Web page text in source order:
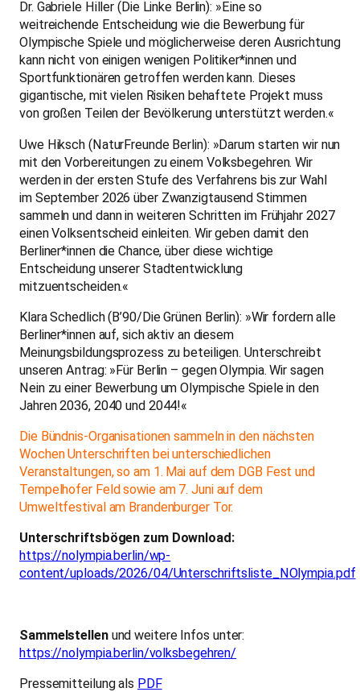
Dr. Gabriele Hiller (Die Linke Berlin): »Eine so
weitreichende Entscheidung wie die Bewerbung für
Olympische Spiele und möglicherweise deren Ausrichtung
kann nicht von einigen wenigen Politiker*innen und
Sportfunktionären getroffen werden kann. Dieses
gigantische, mit vielen Risiken behaftete Projekt muss
von großen Teilen der Bevölkerung unterstützt werden.«
Uwe Hiksch (NaturFreunde Berlin): »Darum starten wir nun
mit den Vorbereitungen zu einem Volksbegehren. Wir
werden in der ersten Stufe des Verfahrens bis zur Wahl
im September 2026 über Zwanzigtausend Stimmen
sammeln und dann in weiteren Schritten im Frühjahr 2027
einen Volksentscheid einleiten. Wir geben damit den
Berliner*innen die Chance, über diese wichtige
Entscheidung unserer Stadtentwicklung
mitzuentscheiden.«
Klara Schedlich (B’90/Die Grünen Berlin): »Wir fordern alle
Berliner*innen auf, sich aktiv an diesem
Meinungsbildungsprozess zu beteiligen. Unterschreibt
unseren Antrag: »Für Berlin – gegen Olympia. Wir sagen
Nein zu einer Bewerbung um Olympische Spiele in den
Jahren 2036, 2040 und 2044!«
Die Bündnis-Organisationen sammeln in den nächsten
Wochen Unterschriften bei unterschiedlichen
Veranstaltungen, so am 1. Mai auf dem DGB Fest und
Tempelhofer Feld sowie am 7. Juni auf dem
Umweltfestival am Brandenburger Tor.
Unterschriftsbögen zum Download:
https://nolympia.berlin/wp-
content/uploads/2026/04/Unterschriftsliste_NOlympia.pdf
Sammelstellenund weitere Infos unter:
https://nolympia.berlin/volksbegehren/
Pressemitteilung als PDF